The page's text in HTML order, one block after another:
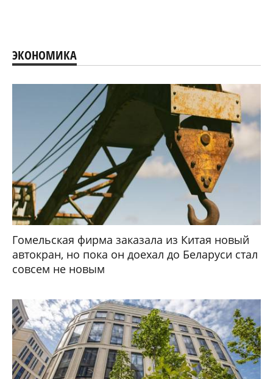
ЭКОНОМИКА
Гомельская фирма заказала из Китая новый
автокран, но пока он доехал до Беларуси стал
совсем не новым